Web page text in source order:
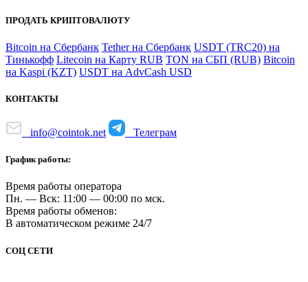
ПРОДАТЬ КРИПТОВАЛЮТУ
Bitcoin на Сбербанк Tether на Сбербанк USDT (TRC20) на
Тинькофф Litecoin на Карту RUB TON на СБП (RUB) Bitcoin
на Kaspi (KZT) USDT на AdvCash USD
КОНТАКТЫ
info@cointok.net Телеграм
График работы:
Время работы оператора
Пн. — Вск: 11:00 — 00:00 по мск.
Время работы обменов:
В автоматическом режиме 24/7
СОЦ СЕТИ